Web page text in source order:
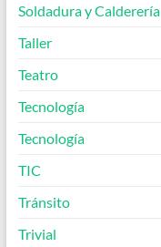
Soldadura y Calderería
Taller
Teatro
Tecnología
Tecnología
TIC
Tránsito
Trivial